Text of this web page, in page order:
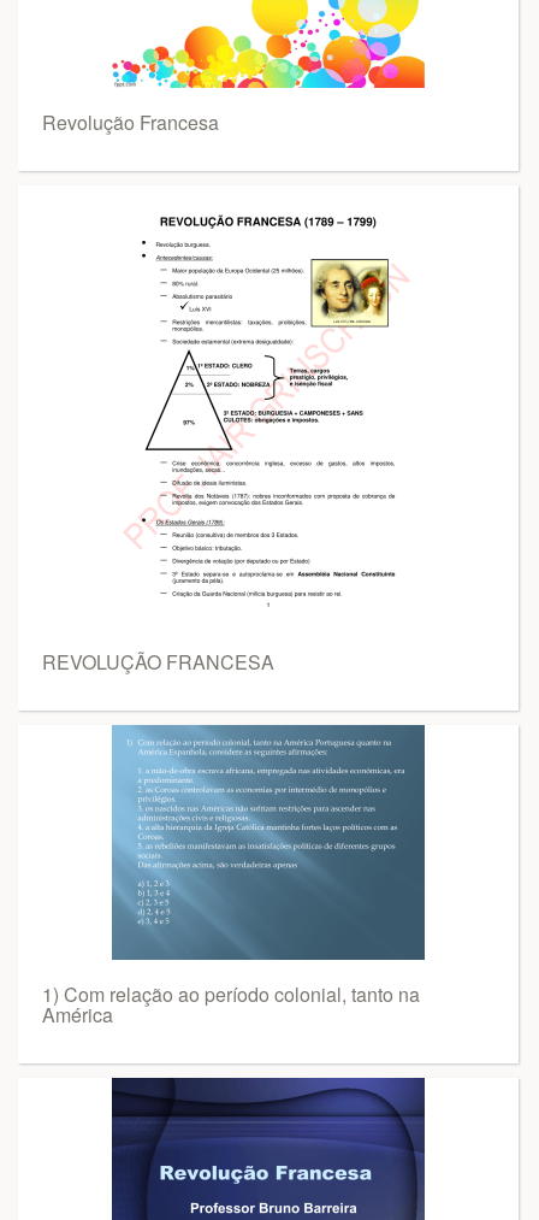
Revolução Francesa
REVOLUÇÃO FRANCESA
1) Com relação ao período colonial, tanto na
América